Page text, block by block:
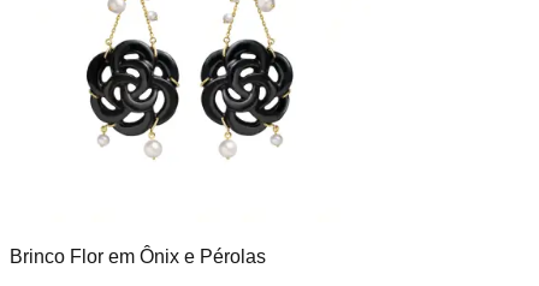
Brinco Flor em Ônix e Pérolas